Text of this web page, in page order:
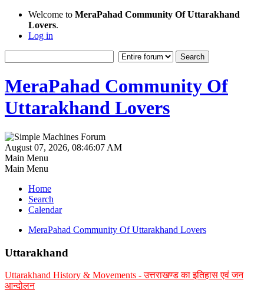
Welcome to MeraPahad Community Of Uttarakhand
Lovers.
Log in
MeraPahad Community Of
Uttarakhand Lovers
August 07, 2026, 08:46:07 AM
Main Menu
Main Menu
Home
Search
Calendar
MeraPahad Community Of Uttarakhand Lovers
Uttarakhand
Uttarakhand History & Movements - उत्तराखण्ड का इतिहास एवं जन
आन्दोलन